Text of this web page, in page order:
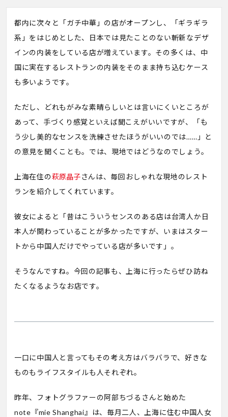
都内に次々と「ガチ中華」の店がオープンし、「ギラギラ
系」をはじめとした、日本では見たことのない斬新なデザ
インの内装をしている店が増えています。その多くは、中
国に実在するレストランの内装をそのまま持ち込むケース
も多いようです。
ただし、どれもがみな素晴らしいとは言いにくいところが
あって、手づくり感覚といえば聞こえがいいですが、「も
う少し美的なセンスを洗練させたほうがいいのでは……」と
の意見を聞くことも。では、現地ではどうなのでしょう。
上海在住の萩原晶子さんは、毎回おしゃれな現地のレスト
ランを紹介してくれています。
彼女によると「昔はこういうセンスのある店は台湾人か日
本人が関わっていることが多かったですが、いまはスター
トから中国人だけでやっている店が多いです」。
そうなんですね。今回の記事も、上海に行ったらぜひ訪ね
たくなるようなお店です。
一口に中国人と言ってもその考え方はバラバラで、好きな
ものもライフスタイルも人それぞれ。
昨年、フォトグラファーの阿部ちづるさんと始めた
note『mie Shanghai』は、毎月二人、上海に住む中国人女